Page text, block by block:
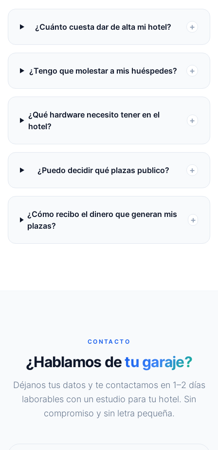
¿Cuánto cuesta dar de alta mi hotel? +
¿Tengo que molestar a mis huéspedes? +
¿Qué hardware necesito tener en el
hotel?
+
¿Puedo decidir qué plazas publico? +
¿Cómo recibo el dinero que generan mis
plazas?
+
CONTACTO
¿Hablamos detu garaje?
Déjanos tus datos y te contactamos en 1–2 días
laborables con un estudio para tu hotel. Sin
compromiso y sin letra pequeña.